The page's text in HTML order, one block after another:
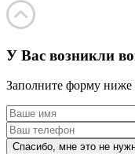
У Вас возникли
Заполните форму
Спасибо, мне это не